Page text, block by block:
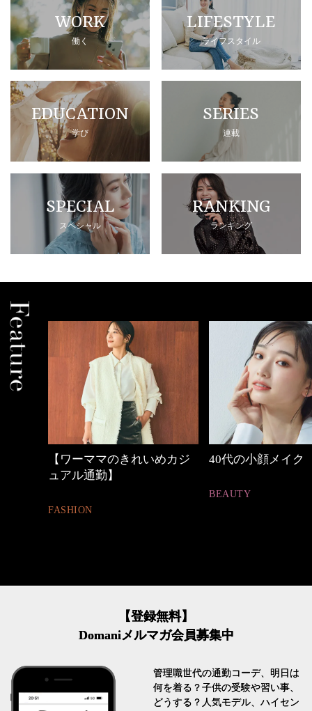
WORK
働く
LIFESTYLE
ライフスタイル
EDUCATION
学び
SERIES
連載
SPECIAL
スペシャル
RANKING
ランキング
【ワーママのきれいめカジ
ュアル通勤】
FASHION
40代の小顔メイク
BEAUTY
【登録無料】
Domaniメルマガ会員募集中
管理職世代の通勤コーデ、明日は
何を着る？子供の受験や習い事、
どうする？人気モデル、ハイセン